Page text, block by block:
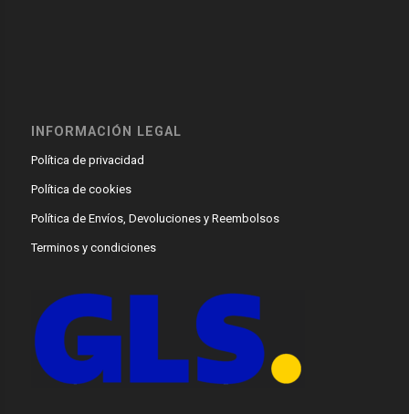
INFORMACIÓN LEGAL
Política de privacidad
Política de cookies
Política de Envíos, Devoluciones y Reembolsos
Terminos y condiciones